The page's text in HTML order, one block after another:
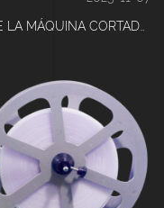
COMPRENSIÓN DE LA VELOCIDAD DE LA MÁQUINA CORTADORA DE ELÁSTICOS PARA EL ESPESOR DEL MATERIAL